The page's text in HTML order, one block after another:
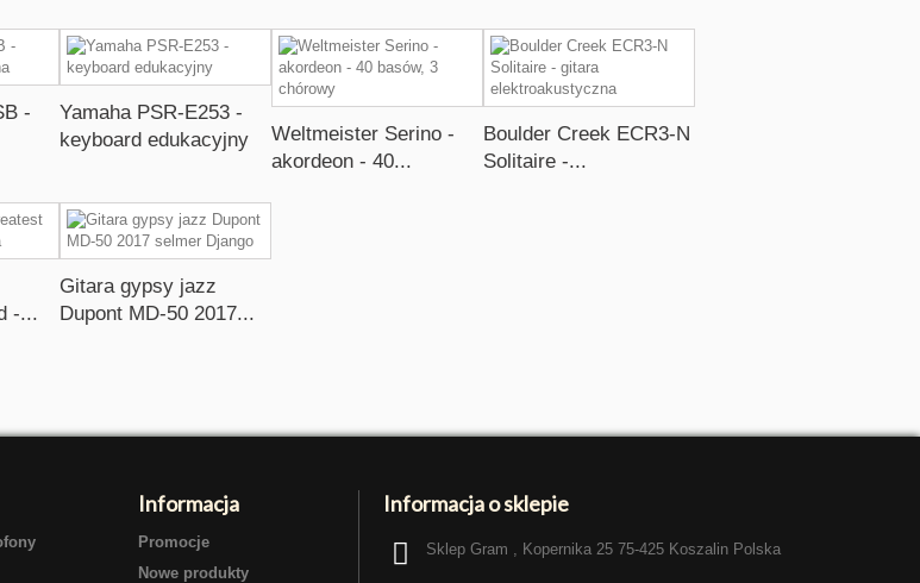
-
Yamaha PSR-E253 -
keyboard edukacyjny
Weltmeister Serino -
akordeon - 40...
Boulder Creek ECR3-N
Solitaire -...
-...
Gitara gypsy jazz
Dupont MD-50 2017...
Informacja
Promocje
Nowe produkty
Informacja o sklepie
Sklep Gram , Kopernika 25 75-425 Koszalin Polska